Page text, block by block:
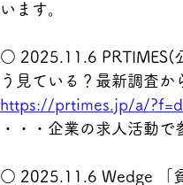
います。
○ 2025.11.6 PRTIMES(
う見ている？最新調査
https://prtimes.jp/a/
・・・企業の求人活動で
○ 2025.11.6 Wedge 「